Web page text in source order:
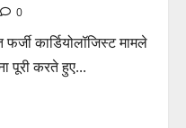
0
कार्डियोलॉजिस्ट मामले
पूरी करते हुए...